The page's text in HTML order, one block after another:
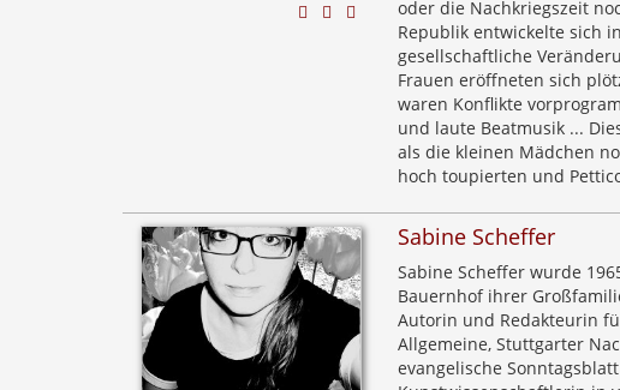
oder die Nachkriegszeit
Republik entwickelte sich
gesellschaftliche
Frauen eröffneten sich
waren Konflikte
und laute Beatmusik ...
als die kleinen Mädchen
hoch toupierten und
Sabine Scheffer
Sabine Scheffer wurde
Bauernhof ihrer
Autorin und Redakteurin
Allgemeine, Stuttgarter
evangelische